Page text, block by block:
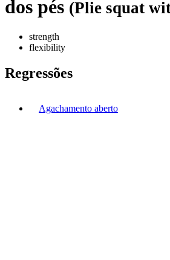
dos pés (Plie squat
strength
flexibility
Regressões
Agachamento aberto